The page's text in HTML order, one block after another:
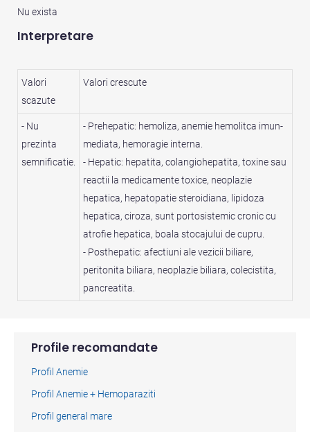
Nu exista
Interpretare
Valori
scazute
Valori crescute
- Nu
prezinta
semnificatie.
- Prehepatic: hemoliza, anemie hemolitca imun-
mediata, hemoragie interna.
- Hepatic: hepatita, colangiohepatita, toxine sau
reactii la medicamente toxice, neoplazie
hepatica, hepatopatie steroidiana, lipidoza
hepatica, ciroza, sunt portosistemic cronic cu
atrofie hepatica, boala stocajului de cupru.
- Posthepatic: afectiuni ale vezicii biliare,
peritonita biliara, neoplazie biliara, colecistita,
pancreatita.
Profile recomandate
Profil Anemie
Profil Anemie + Hemoparaziti
Profil general mare